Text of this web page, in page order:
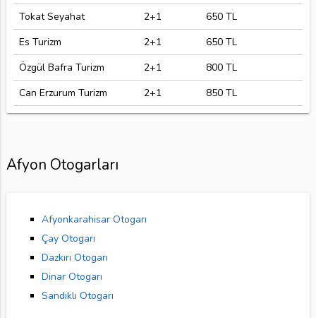
Tokat Seyahat
2+1
650 TL
Es Turizm
2+1
650 TL
Özgül Bafra Turizm
2+1
800 TL
Can Erzurum Turizm
2+1 850 TL
Afyon Otogarları
Afyonkarahisar Otogarı
Çay Otogarı
Dazkırı Otogarı
Dinar Otogarı
Sandıklı Otogarı